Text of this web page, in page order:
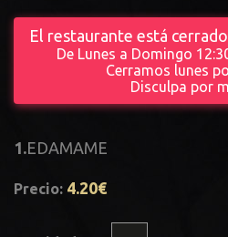
El restaurante está
De Lunes a Domingo
Cerramos lunes
Disculpa por
1.EDAMAME
Precio: 4.20€